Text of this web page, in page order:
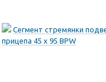
Сегмент стремянки
прицепа 45 x 95 BPW